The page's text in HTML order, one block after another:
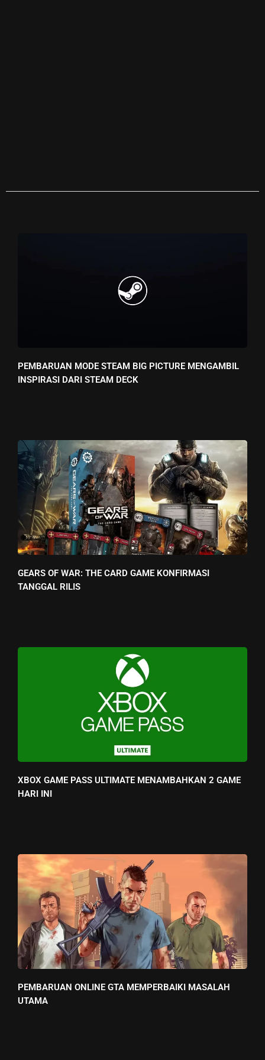
PEMBARUAN MODE STEAM BIG PICTURE MENGAMBIL
INSPIRASI DARI STEAM DECK
GEARS OF WAR: THE CARD GAME KONFIRMASI
TANGGAL RILIS
XBOX GAME PASS ULTIMATE MENAMBAHKAN 2 GAME
HARI INI
PEMBARUAN ONLINE GTA MEMPERBAIKI MASALAH
UTAMA